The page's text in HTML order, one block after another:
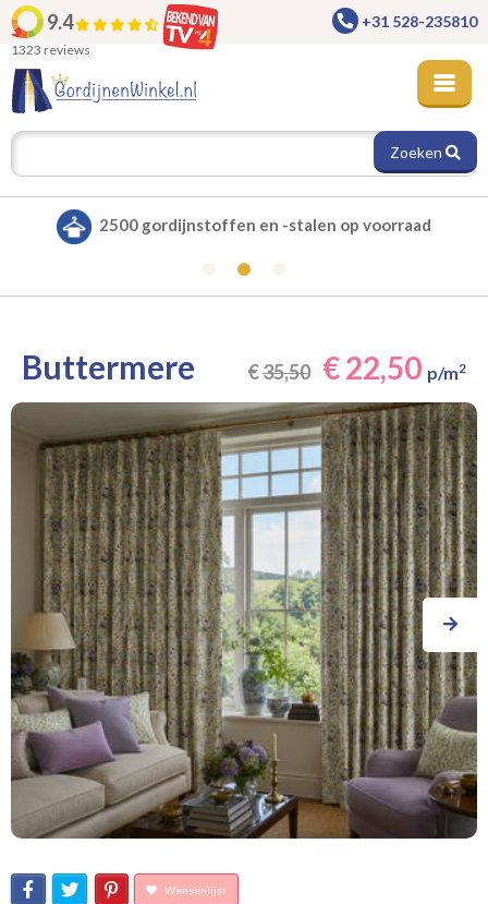
9.4
1323 reviews
+31 528-235810
Zoeken
Alle gordijnen verduisterend leverbaar
Buttermere €35,50 € 22,50 p/m2
Wensenlijst